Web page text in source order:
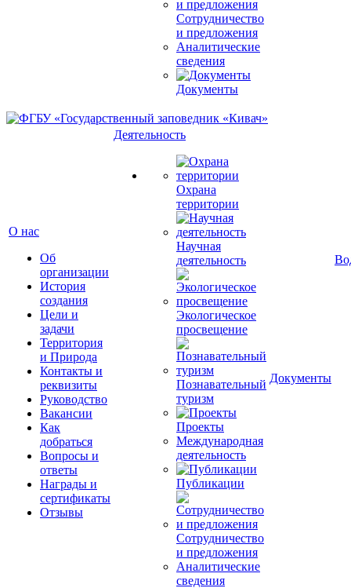
Сотрудничество
и предложения
Аналитические
сведения
Документы
О нас
Об
организации
История
создания
Цели и
задачи
Территория
и Природа
Контакты и
реквизиты
Руководство
Вакансии
Как
добраться
Вопросы и
ответы
Награды и
сертификаты
Отзывы
Деятельность
Охрана
территории
Научная
деятельность
Экологическое
просвещение
Познавательный
туризм
Проекты
Международная
деятельность
Публикации
Сотрудничество
и предложения
Аналитические
сведения
Документы